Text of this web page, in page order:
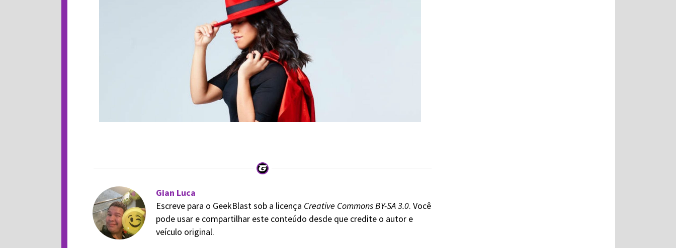
Gian Luca
Escreve para o GeekBlast sob a licença Creative Commons BY-SA 3.0. Você
pode usar e compartilhar este conteúdo desde que credite o autor e
veículo original.